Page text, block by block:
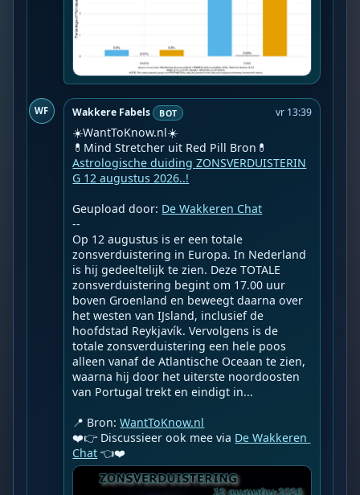
WF Wakkere Fabels BOT vr 13:39
☀️WantToKnow.nl☀️
Astrologische duiding ZONSVERDUISTERIN
G 12 augustus 2026..!
Geupload door: De Wakkeren Chat
--
Op 12 augustus is er een totale
zonsverduistering in Europa. In Nederland
is hij gedeeltelijk te zien. Deze TOTALE
zonsverduistering begint om 17.00 uur
boven Groenland en beweegt daarna over
het westen van IJsland, inclusief de
hoofdstad Reykjavík. Vervolgens is de
totale zonsverduistering een hele poos
alleen vanaf de Atlantische Oceaan te zien,
waarna hij door het uiterste noordoosten
van Portugal trekt en eindigt in...
📍 Bron: WantToKnow.nl
❤️👉 Discussieer ook mee via De Wakkeren
Chat 👈❤️